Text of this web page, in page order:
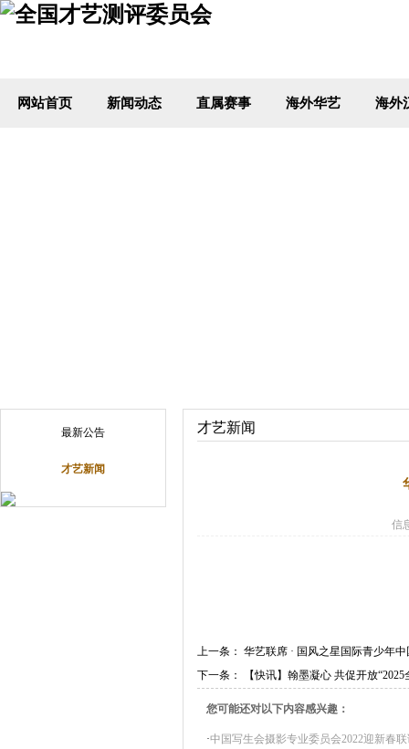
网站首页 新闻动态 直属赛事 海外华艺 海外
最新公告
才艺新闻
才艺新闻
信
上一条： 华艺联席 · 国风之星国际青少年
下一条：
【快讯】翰墨凝心 共促开放
您可能还对以下内容感兴趣：
·中国写生会摄影专业委员会2022迎新春